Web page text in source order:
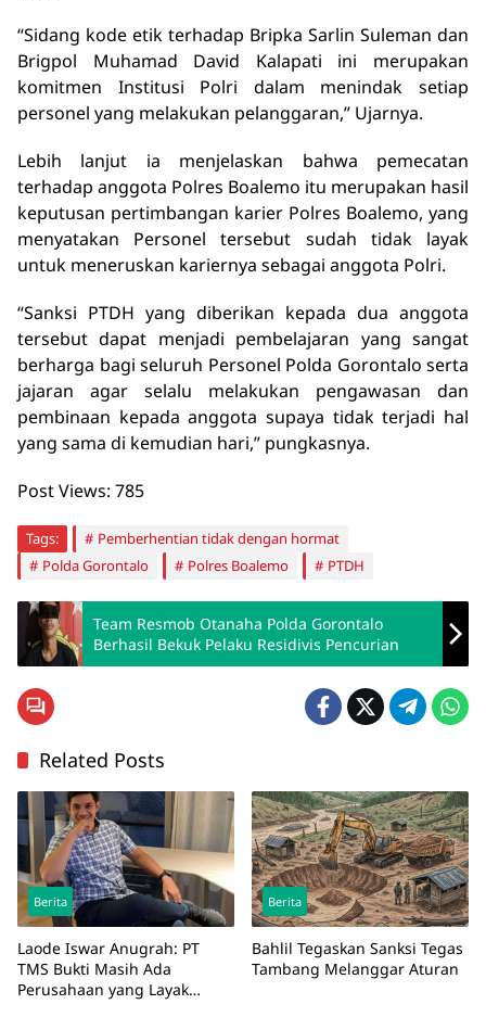
“Sidang kode etik terhadap Bripka Sarlin Suleman dan
Brigpol Muhamad David Kalapati ini merupakan
komitmen Institusi Polri dalam menindak setiap
personel yang melakukan pelanggaran,” Ujarnya.
Lebih lanjut ia menjelaskan bahwa pemecatan
terhadap anggota Polres Boalemo itu merupakan hasil
keputusan pertimbangan karier Polres Boalemo, yang
menyatakan Personel tersebut sudah tidak layak
untuk meneruskan kariernya sebagai anggota Polri.
“Sanksi PTDH yang diberikan kepada dua anggota
tersebut dapat menjadi pembelajaran yang sangat
berharga bagi seluruh Personel Polda Gorontalo serta
jajaran agar selalu melakukan pengawasan dan
pembinaan kepada anggota supaya tidak terjadi hal
yang sama di kemudian hari,” pungkasnya.
Post Views: 785
Tags:
Pemberhentian tidak dengan hormat
Polda Gorontalo
Polres Boalemo PTDH
Team Resmob Otanaha Polda Gorontalo
Berhasil Bekuk Pelaku Residivis Pencurian
Related Posts
Berita
Laode Iswar Anugrah: PT
TMS Bukti Masih Ada
Perusahaan yang Layak
Berita
Bahlil Tegaskan Sanksi Tegas
Tambang Melanggar Aturan